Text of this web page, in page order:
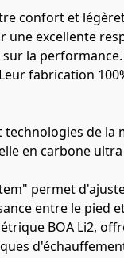
confort et
excellente
la
fabrication
de la
en carbone
permet
entre le pied
BOA Li2,